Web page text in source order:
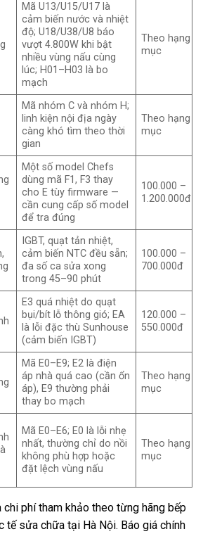
Mã U13/U15/U17 là
cảm biến nước và nhiệt
độ; U18/U38/U8 báo
vượt 4.800W khi bật
nhiều vùng nấu cùng
lúc; H01–H03 là bo
mạch
Theo hạng
mục
Mã nhóm C và nhóm H;
linh kiện nội địa ngày
càng khó tìm theo thời
gian
Theo hạng
mục
Một số model Chefs
dùng mã F1, F3 thay
cho E tùy firmware —
cần cung cấp số model
để tra đúng
100.000 –
1.200.000đ
IGBT, quạt tản nhiệt,
cảm biến NTC đều sẵn;
đa số ca sửa xong
trong 45–90 phút
100.000 –
700.000đ
E3 quá nhiệt do quạt
bụi/bít lỗ thông gió; EA
là lỗi đặc thù Sunhouse
(cảm biến IGBT)
120.000 –
550.000đ
Mã E0–E9; E2 là điện
áp nhà quá cao (cần ổn
áp), E9 thường phải
thay bo mạch
Theo hạng
mục
Mã E0–E6; E0 là lỗi nhẹ
nhất, thường chỉ do nồi
không phù hợp hoặc
đặt lệch vùng nấu
Theo hạng
mục
phí tham khảo theo từng hãng bếp
sửa chữa tại Hà Nội. Báo giá chính